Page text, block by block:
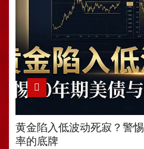
黄金陷入低波动死寂？警
率的底牌